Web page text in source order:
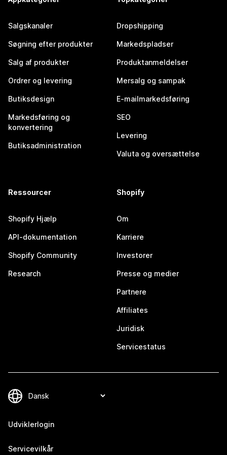
Salgskanaler
Søgning efter produkter
Salg af produkter
Ordrer og levering
Butiksdesign
Markedsføring og
konvertering
Butiksadministration
Dropshipping
Markedspladser
Produktanmeldelser
Mersalg og sampak
E-mailmarkedsføring
SEO
Levering
Valuta og oversættelse
Ressourcer
Shopify Hjælp
API-dokumentation
Shopify Community
Research
Shopify
Om
Karriere
Investorer
Presse og medier
Partnere
Affiliates
Juridisk
Servicestatus
Udviklerlogin
Servicevilkår